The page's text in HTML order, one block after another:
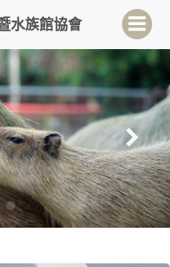
水族館協會